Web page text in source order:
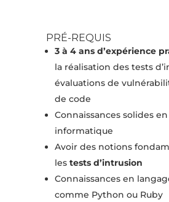
PRÉ-REQUIS
3 à 4 ans d’expérience
la réalisation des tests
évaluations de
de code
Connaissances solides
informatique
Avoir des notions
les tests d’intrusion
Connaissances en
comme Python ou Ruby